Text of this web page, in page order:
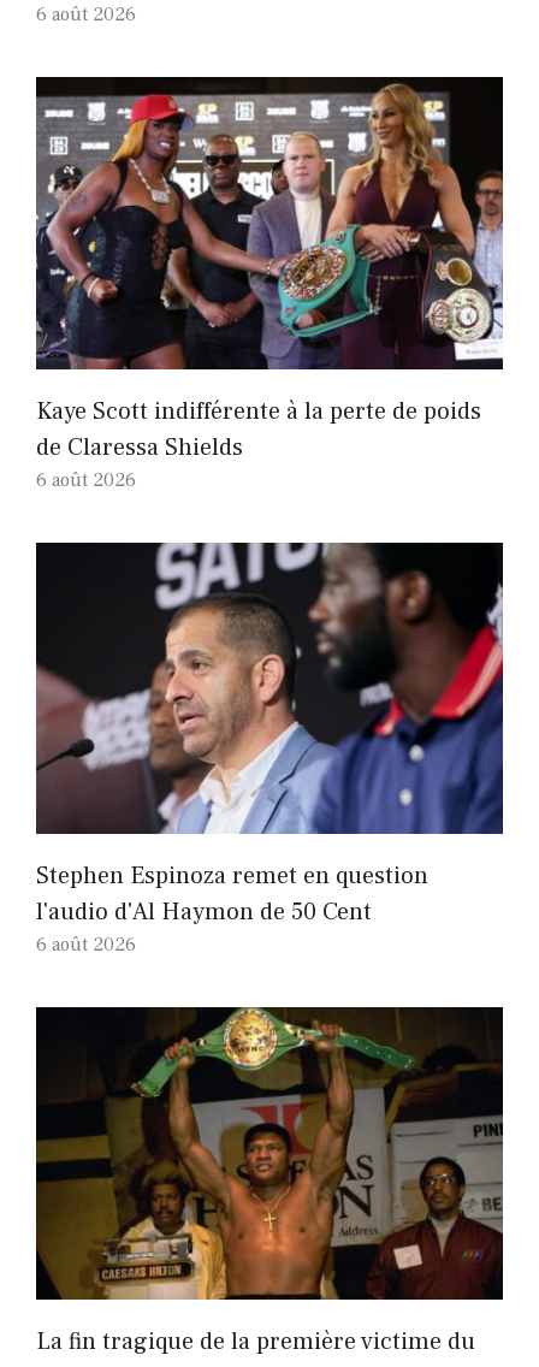
6 août 2026
Kaye Scott indifférente à la perte de poids
de Claressa Shields
6 août 2026
Stephen Espinoza remet en question
l'audio d'Al Haymon de 50 Cent
6 août 2026
La fin tragique de la première victime du